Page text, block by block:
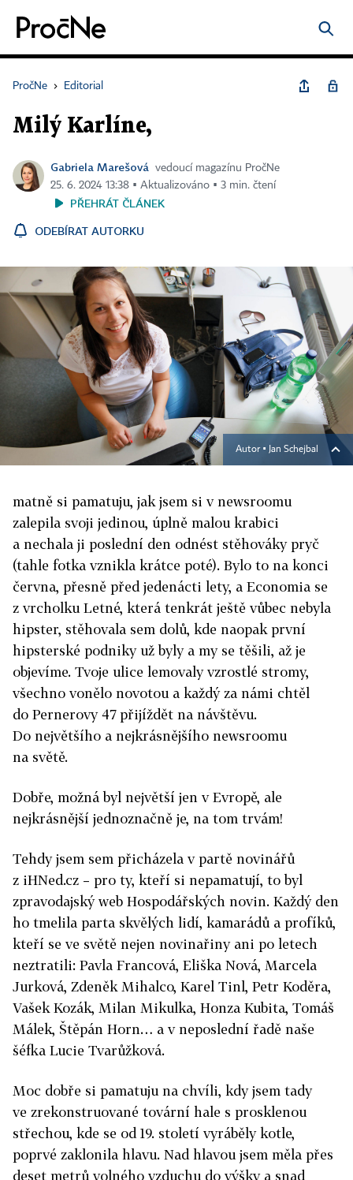
PročNe › Editorial
Milý Karlíne,
Gabriela Marešová
vedoucí magazínu PročNe
25. 6. 2024 13:38 ▪ Aktualizováno ▪ 3 min. čtení
PŘEHRÁT ČLÁNEK
ODEBÍRAT AUTORKU
Autor ▪ Jan Schejbal
matně si pamatuju, jak jsem si v newsroomu
zalepila svoji jedinou, úplně malou krabici
a nechala ji poslední den odnést stěhováky pryč
(tahle fotka vznikla krátce poté). Bylo to na konci
června, přesně před jedenácti lety, a Economia se
z vrcholku Letné, která tenkrát ještě vůbec nebyla
hipster, stěhovala sem dolů, kde naopak první
hipsterské podniky už byly a my se těšili, až je
objevíme. Tvoje ulice lemovaly vzrostlé stromy,
všechno vonělo novotou a každý za námi chtěl
do Pernerovy 47 přijíždět na návštěvu.
Do největšího a nejkrásnějšího newsroomu
na světě.
Dobře, možná byl největší jen v Evropě, ale
nejkrásnější jednoznačně je, na tom trvám!
Tehdy jsem sem přicházela v partě novinářů
z iHNed.cz – pro ty, kteří si nepamatují, to byl
zpravodajský web Hospodářských novin. Každý den
ho tmelila parta skvělých lidí, kamarádů a profíků,
kteří se ve světě nejen novinařiny ani po letech
neztratili: Pavla Francová, Eliška Nová, Marcela
Jurková, Zdeněk Mihalco, Karel Tinl, Petr Koděra,
Vašek Kozák, Milan Mikulka, Honza Kubita, Tomáš
Málek, Štěpán Horn… a v neposlední řadě naše
šéfka Lucie Tvarůžková.
Moc dobře si pamatuju na chvíli, kdy jsem tady
ve zrekonstruované tovární hale s prosklenou
střechou, kde se od 19. století vyráběly kotle,
poprvé zaklonila hlavu. Nad hlavou jsem měla přes
deset metrů volného vzduchu do výšky a snad